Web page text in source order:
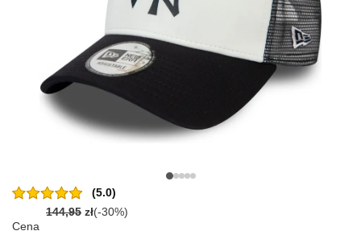
(5.0)
144,95 zł(-30%)
Cena